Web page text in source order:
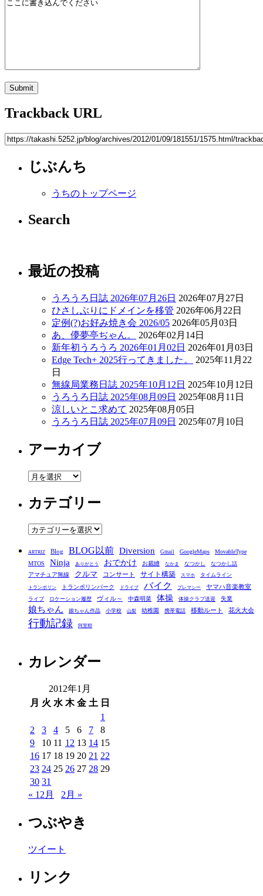
Trackback URL
じぶんち
うちのトップページ
Search
最近の投稿
うろうろ日誌 2026年07月26日 2026年07月27日
ひさしぶりにドメインを移管 2026年06月22日
定例(?)お好み焼き会 2026/05 2026年05月03日
あ、儚夢亭ぢゃん。
2026年02月14日
新年初うろうろ 2026年01月02日 2026年01月03日
Edge Tech+ 2025行ってきました。
2025年11月22
日
無線局業務日誌 2025年10月12日 2025年10月12日
うろうろ日誌 2025年08月09日 2025年08月11日
涼しいとこ求めて 2025年08月05日
うろうろ日誌 2025年07月09日 2025年07月10日
アーカイブ
ア
カ
イ
ブ
カテゴリー
カ
ゴ
リ
ー
ARTRIZ Blog BLOG以前 Diversion Gmail GoogleMaps
MovableType
MTOS
Ninja ありがとう おでかけ お裁縫 なかま なつかし なつかし話
アマチュア無線 クルマ コンサート サイト構築 スマホ タイムライン
トランポリン トランポリンパーク ドライブ バイク プレマシー ヤマハ音楽教室
ライブ ロケーション履歴 ヴィル～ 中森明菜 体操 体操クラブ送迎 失業
娘ちゃん 娘ちゃん作品 小学校 山梨 幼稚園 携帯電話 移動ルート 花火大会
行動記録 阿里耶
カレンダー
2012年1月
月 火 水 木 金 土 日
1
2
3 4 5 6 7
8
9
10 11 12 13 14 15
16 17 18 19 20 21 22
23 24 25 26 27 28 29
30 31
« 12月
2月 »
つぶやき
ツイート
リンク